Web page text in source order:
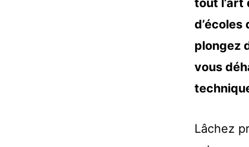
tout l’art
d’écoles
plongez
vous
Lâchez